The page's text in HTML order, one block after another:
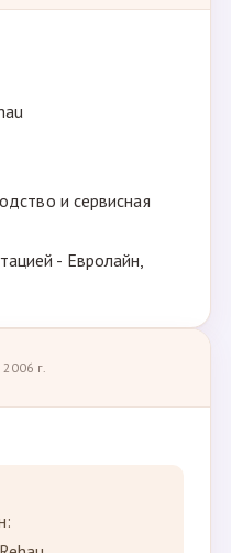
и сервисная
- Евролайн,
г.